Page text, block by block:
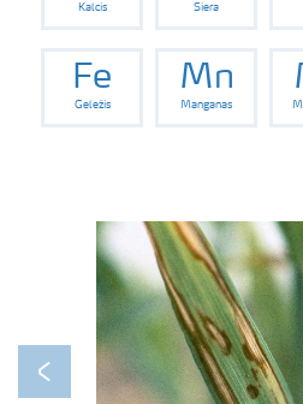
Kalcis Siera
Fe
Geležis
Mn
Manganas
Previous